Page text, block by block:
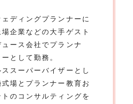
ディングプランナーに
企業などの大手ゲスト
ース会社でプランナ
として勤務。
スーパーバイザーとし
場とプランナー教育お
のコンサルティングを